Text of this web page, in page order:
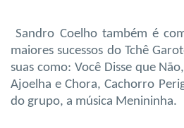
Sandro Coelho também é
maiores sucessos do Tchê
suas como: Você Disse que
Ajoelha e Chora, Cachorro
do grupo, a música Menininha.